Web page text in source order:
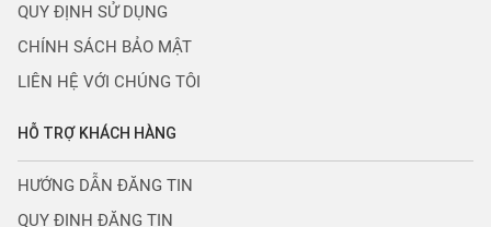
QUY ĐỊNH SỬ DỤNG
CHÍNH SÁCH BẢO MẬT
LIÊN HỆ VỚI CHÚNG TÔI
HỖ TRỢ KHÁCH HÀNG
HƯỚNG DẪN ĐĂNG TIN
QUY ĐỊNH ĐĂNG TIN